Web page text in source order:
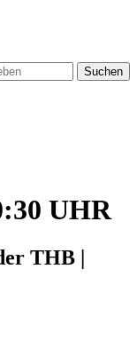
Suchen
UHR
THB |